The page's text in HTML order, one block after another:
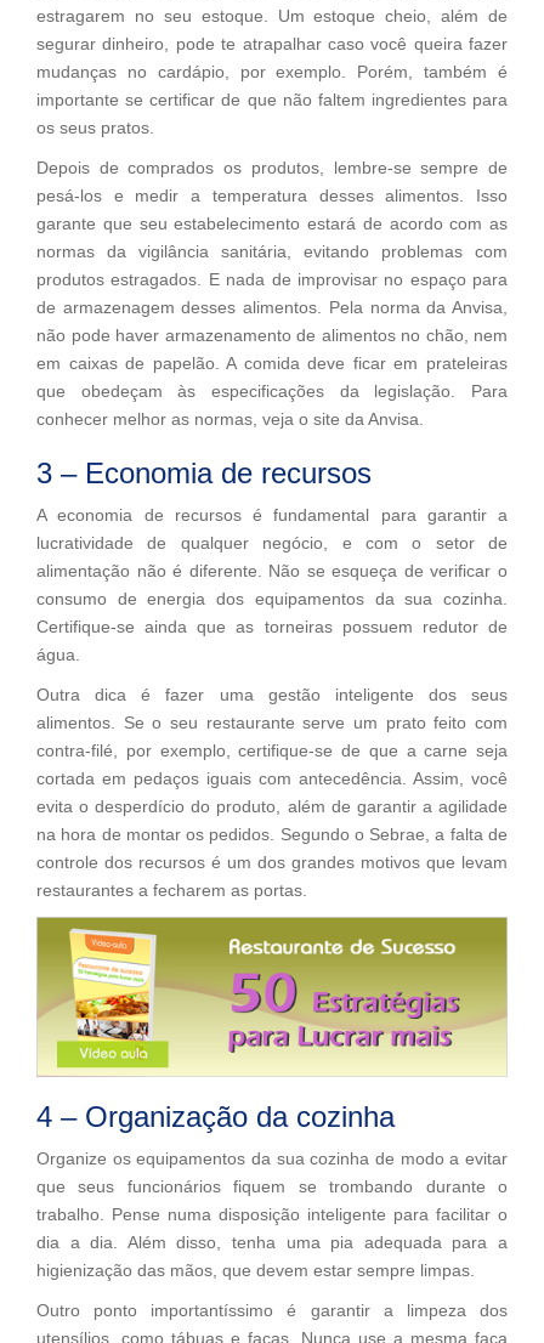
estragarem no seu estoque. Um estoque cheio, além de
segurar dinheiro, pode te atrapalhar caso você queira fazer
mudanças no cardápio, por exemplo. Porém, também é
importante se certificar de que não faltem ingredientes para
os seus pratos.
Depois de comprados os produtos, lembre-se sempre de
pesá-los e medir a temperatura desses alimentos. Isso
garante que seu estabelecimento estará de acordo com as
normas da vigilância sanitária, evitando problemas com
produtos estragados. E nada de improvisar no espaço para
de armazenagem desses alimentos. Pela norma da Anvisa,
não pode haver armazenamento de alimentos no chão, nem
em caixas de papelão. A comida deve ficar em prateleiras
que obedeçam às especificações da legislação. Para
conhecer melhor as normas, veja o site da Anvisa.
3 – Economia de recursos
A economia de recursos é fundamental para garantir a
lucratividade de qualquer negócio, e com o setor de
alimentação não é diferente. Não se esqueça de verificar o
consumo de energia dos equipamentos da sua cozinha.
Certifique-se ainda que as torneiras possuem redutor de
água.
Outra dica é fazer uma gestão inteligente dos seus
alimentos. Se o seu restaurante serve um prato feito com
contra-filé, por exemplo, certifique-se de que a carne seja
cortada em pedaços iguais com antecedência. Assim, você
evita o desperdício do produto, além de garantir a agilidade
na hora de montar os pedidos. Segundo o Sebrae, a falta de
controle dos recursos é um dos grandes motivos que levam
restaurantes a fecharem as portas.
4 – Organização da cozinha
Organize os equipamentos da sua cozinha de modo a evitar
que seus funcionários fiquem se trombando durante o
trabalho. Pense numa disposição inteligente para facilitar o
dia a dia. Além disso, tenha uma pia adequada para a
higienização das mãos, que devem estar sempre limpas.
Outro ponto importantíssimo é garantir a limpeza dos
utensílios, como tábuas e facas. Nunca use a mesma faca